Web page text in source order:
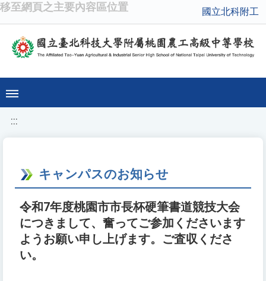
移至網頁之主要內容區位置 國立北科附工
:::
キャンパスのお知らせ
令和7年度桃園市市長杯硬筆書道競技大会
につきまして、奮ってご参加くださいます
ようお願い申し上げます。ご査収くださ
い。